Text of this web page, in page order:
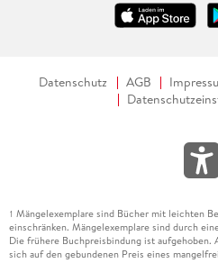
Datenschutz AGB
1 Mängelexemplare sind Bücher mit leichten
einschränken. Mängelexemplare sind durch
Die frühere Buchpreisbindung ist aufgehoben.
sich auf den gebundenen Preis eines